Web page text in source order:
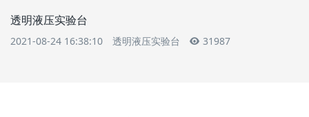
透明液压实验台
2021-08-24 16:38:10 透明液压实验台 31987